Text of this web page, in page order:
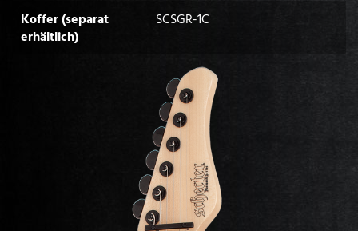
Koffer (separat
erhältlich)
SCSGR-1C